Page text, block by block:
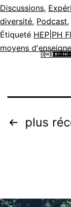
Discussions,
diversité, Podcast,
Étiqueté HEP|PH
moyens
plus